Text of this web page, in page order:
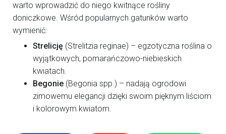
warto wprowadzić do niego kwitnące rośliny
doniczkowe. Wśród popularnych gatunków warto
wymienić:
Strelicję (Strelitzia reginae) – egzotyczna roślina o
wyjątkowych, pomarańczowo-niebieskich
kwiatach.
Begonie (Begonia spp.) – nadają ogrodowi
zimowemu elegancji dzięki swoim pięknym liściom
i kolorowym kwiatom.